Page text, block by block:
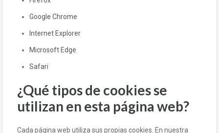
Google Chrome
Internet Explorer
Microsoft Edge
Safari
¿Qué tipos de cookies se
utilizan en esta página web?
Cada página web utiliza sus propias cookies. En nuestra